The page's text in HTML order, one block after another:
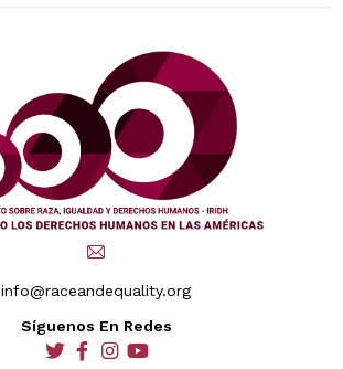
info@raceandequality.org
Síguenos En Redes
socialsocialsocialsocial